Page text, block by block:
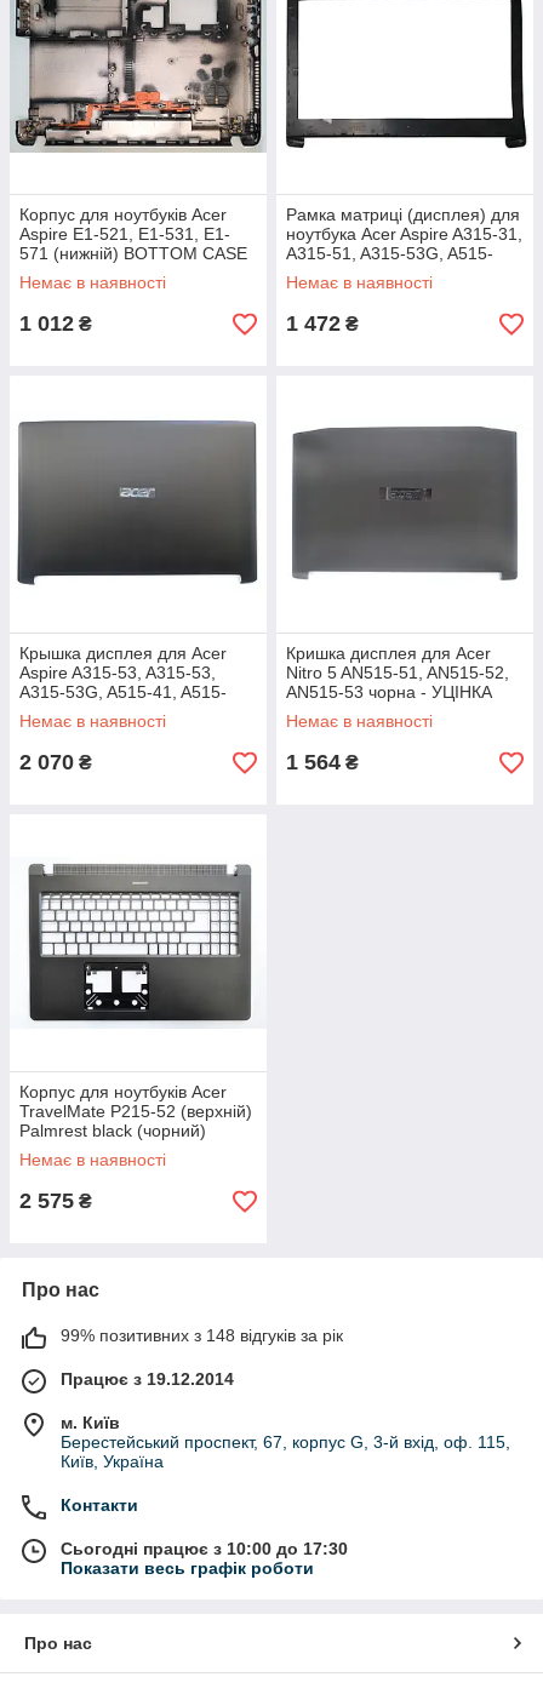
Корпус для ноутбуків Acer
Aspire E1-521, E1-531, E1-
571 (нижній) BOTTOM CASE
Немає в наявності
1 012 ₴
Рамка матриці (дисплея) для
ноутбука Acer Aspire A315-31,
A315-51, A315-53G, A515-
41G, A515-42G, A515-51
Немає в наявності
1 472 ₴
Крышка дисплея для Acer
Aspire A315-53, A315-53,
A315-53G, A515-41, A515-
41G, A515-51, A515-51G
чорна (vertical grain)
Немає в наявності
2 070 ₴
Кришка дисплея для Acer
Nitro 5 AN515-51, AN515-52,
AN515-53 чорна - УЦІНКА
Немає в наявності
1 564 ₴
Корпус для ноутбуків Acer
TravelMate P215-52 (верхній)
Palmrest black (чорний)
Немає в наявності
2 575 ₴
Про нас
99% позитивних з 148 відгуків за рік
Працює з 19.12.2014
м. Київ
Берестейський проспект, 67, корпус G, 3-й вхід, оф. 115,
Київ, Україна
Контакти
Сьогодні працює з 10:00 до 17:30
Показати весь графік роботи
Про нас